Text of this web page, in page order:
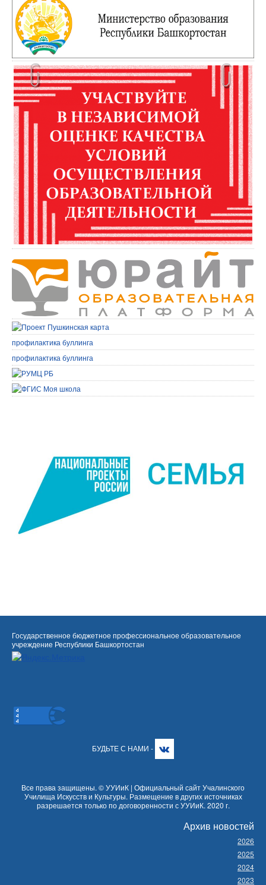
профилактика буллинга
профилактика буллинга
Государственное бюджетное профессиональное образовательное
учреждение Республики Башкортостан
БУДЬТЕ С НАМИ -
Все права защищены. © УУИиК | Официальный сайт Учалинского
Училища Искусств и Культуры. Размещение в других источниках
разрешается только по договоренности с УУИиК. 2020 г.
Архив новостей
2026
2025
2024
2023